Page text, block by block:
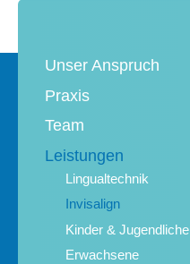
Unser Anspruch
Praxis
Team
Leistungen
Lingualtechnik
Invisalign
Kinder & Jugendliche
Erwachsene